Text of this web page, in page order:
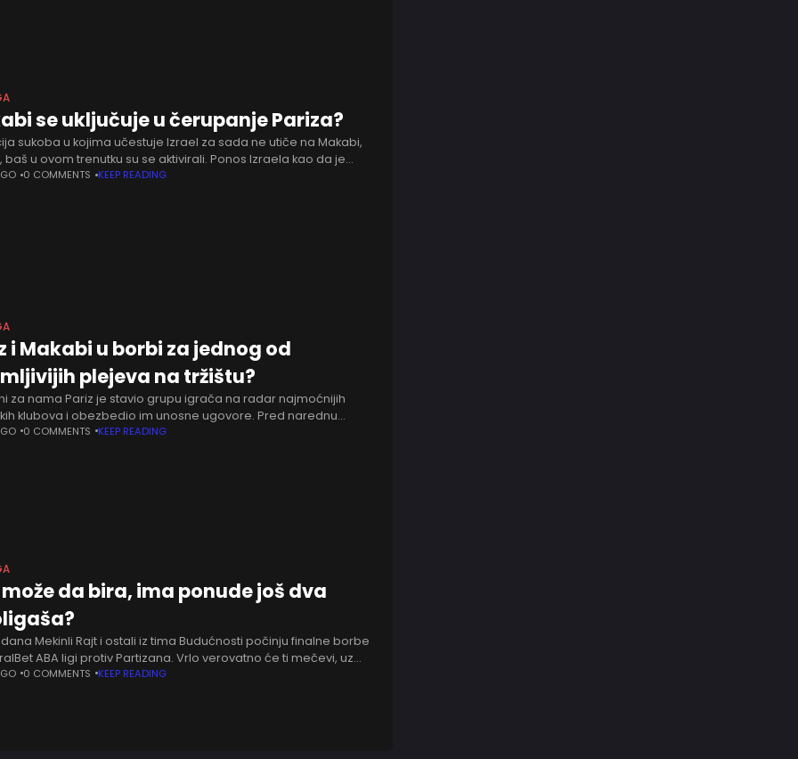
se uključuje u čerupanje Pariza?
sukoba u kojima učestuje Izrael za sada ne utiče na Makabi,
baš u ovom trenutku su se aktivirali. Ponos Izraela kao da je
pošalje poruku da
0 COMMENTS KEEP READING
i Makabi u borbi za jednog od
plejeva na tržištu?
za nama Pariz je stavio grupu igrača na radar najmoćnijih
klubova i obezbedio im unosne ugovore. Pred narednu
imaju zadatak da održe utisak pozitivnog iznenađenja na
0 COMMENTS KEEP READING
da bira, ima ponude još dva
Mekinli Rajt i ostali iz tima Budućnosti počinju finalne borbe
ABA ligi protiv Partizana. Vrlo verovatno će ti mečevi, uz
crnogorske lige,
0 COMMENTS KEEP READING